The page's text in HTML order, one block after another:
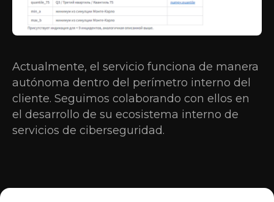
Actualmente, el servicio funciona de manera
autónoma dentro del perímetro interno del
cliente. Seguimos colaborando con ellos en
el desarrollo de su ecosistema interno de
servicios de ciberseguridad.